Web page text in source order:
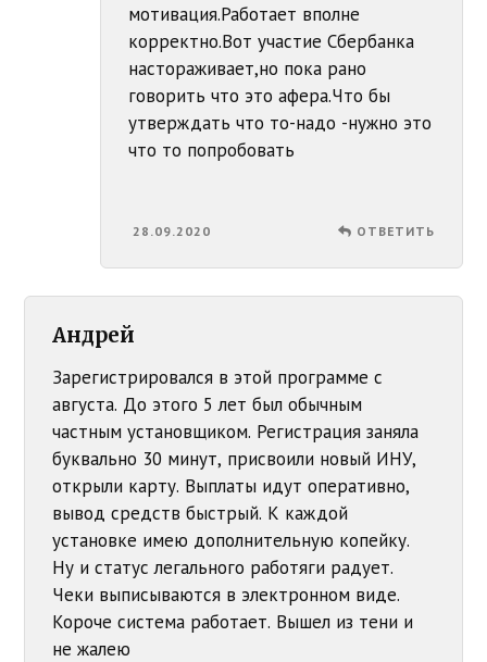
мотивация.Работает вполне
корректно.Вот участие Сбербанка
настораживает,но пока рано
говорить что это афера.Что бы
утверждать что то-надо -нужно это
что то попробовать
28.09.2020 ОТВЕТИТЬ
Андрей
Зарегистрировался в этой программе с
августа. До этого 5 лет был обычным
частным установщиком. Регистрация заняла
буквально 30 минут, присвоили новый ИНУ,
открыли карту. Выплаты идут оперативно,
вывод средств быстрый. К каждой
установке имею дополнительную копейку.
Ну и статус легального работяги радует.
Чеки выписываются в электронном виде.
Короче система работает. Вышел из тени и
не жалею